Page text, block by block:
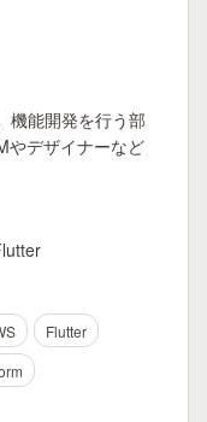
機能開発を行う部
やデザイナーなど
Flutter